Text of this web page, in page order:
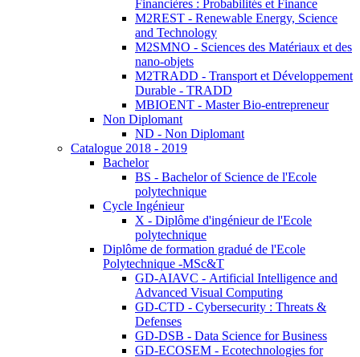
Financières : Probabilités et Finance
M2REST - Renewable Energy, Science
and Technology
M2SMNO - Sciences des Matériaux et des
nano-objets
M2TRADD - Transport et Développement
Durable - TRADD
MBIOENT - Master Bio-entrepreneur
Non Diplomant
ND - Non Diplomant
Catalogue 2018 - 2019
Bachelor
BS - Bachelor of Science de l'Ecole
polytechnique
Cycle Ingénieur
X - Diplôme d'ingénieur de l'Ecole
polytechnique
Diplôme de formation gradué de l'Ecole
Polytechnique -MSc&T
GD-AIAVC - Artificial Intelligence and
Advanced Visual Computing
GD-CTD - Cybersecurity : Threats &
Defenses
GD-DSB - Data Science for Business
GD-ECOSEM - Ecotechnologies for